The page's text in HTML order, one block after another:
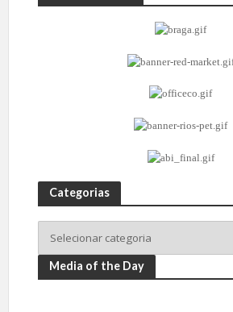
Categorias
Media of the Day